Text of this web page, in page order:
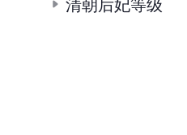
清朝后妃等级